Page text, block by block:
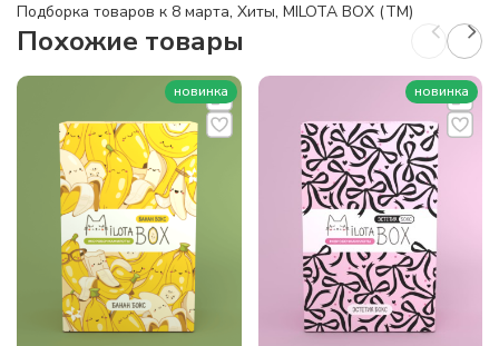
Подборка товаров к 8 марта, Хиты, MILOTA BOX (TM)
Похожие товары
новинка новинка